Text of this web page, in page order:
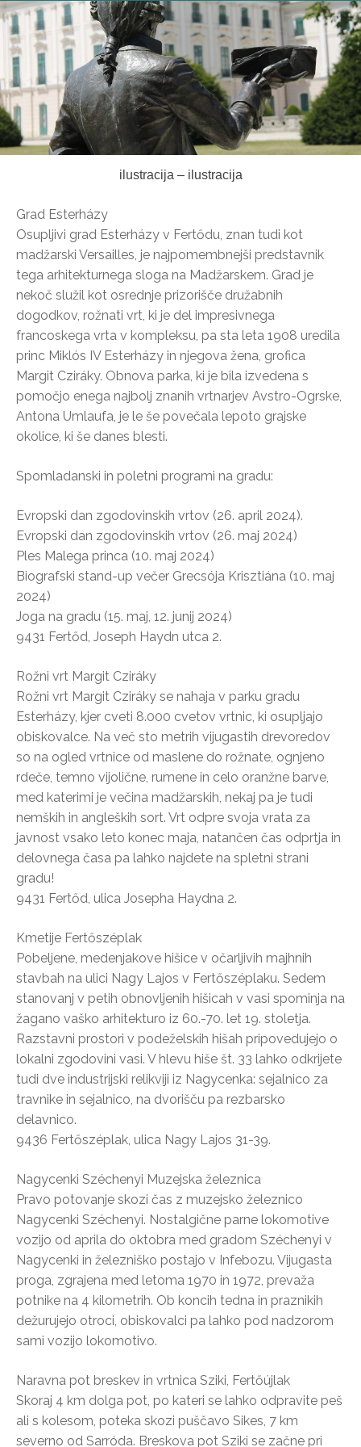
ilustracija – ilustracija
Grad Esterházy
Osupljivi grad Esterházy v Fertődu, znan tudi kot
madžarski Versailles, je najpomembnejši predstavnik
tega arhitekturnega sloga na Madžarskem. Grad je
nekoč služil kot osrednje prizorišče družabnih
dogodkov, rožnati vrt, ki je del impresivnega
francoskega vrta v kompleksu, pa sta leta 1908 uredila
princ Miklós IV Esterházy in njegova žena, grofica
Margit Cziráky. Obnova parka, ki je bila izvedena s
pomočjo enega najbolj znanih vrtnarjev Avstro-Ogrske,
Antona Umlaufa, je le še povečala lepoto grajske
okolice, ki še danes blesti.
Spomladanski in poletni programi na gradu:
Evropski dan zgodovinskih vrtov (26. april 2024).
Evropski dan zgodovinskih vrtov (26. maj 2024)
Ples Malega princa (10. maj 2024)
Biografski stand-up večer Grecsója Krisztiána (10. maj
2024)
Joga na gradu (15. maj, 12. junij 2024)
9431 Fertőd, Joseph Haydn utca 2.
Rožni vrt Margit Cziráky
Rožni vrt Margit Cziráky se nahaja v parku gradu
Esterházy, kjer cveti 8.000 cvetov vrtnic, ki osupljajo
obiskovalce. Na več sto metrih vijugastih drevoredov
so na ogled vrtnice od maslene do rožnate, ognjeno
rdeče, temno vijolične, rumene in celo oranžne barve,
med katerimi je večina madžarskih, nekaj pa je tudi
nemških in angleških sort. Vrt odpre svoja vrata za
javnost vsako leto konec maja, natančen čas odprtja in
delovnega časa pa lahko najdete na spletni strani
gradu!
9431 Fertőd, ulica Josepha Haydna 2.
Kmetije Fertőszéplak
Pobeljene, medenjakove hišice v očarljivih majhnih
stavbah na ulici Nagy Lajos v Fertőszéplaku. Sedem
stanovanj v petih obnovljenih hišicah v vasi spominja na
žagano vaško arhitekturo iz 60.-70. let 19. stoletja.
Razstavni prostori v podeželskih hišah pripovedujejo o
lokalni zgodovini vasi. V hlevu hiše št. 33 lahko odkrijete
tudi dve industrijski relikviji iz Nagycenka: sejalnico za
travnike in sejalnico, na dvorišču pa rezbarsko
delavnico.
9436 Fertőszéplak, ulica Nagy Lajos 31-39.
Nagycenki Széchenyi Muzejska železnica
Pravo potovanje skozi čas z muzejsko železnico
Nagycenki Széchenyi. Nostalgične parne lokomotive
vozijo od aprila do oktobra med gradom Széchenyi v
Nagycenki in železniško postajo v Infebozu. Vijugasta
proga, zgrajena med letoma 1970 in 1972, prevaža
potnike na 4 kilometrih. Ob koncih tedna in praznikih
dežurujejo otroci, obiskovalci pa lahko pod nadzorom
sami vozijo lokomotivo.
Naravna pot breskev in vrtnica Sziki, Fertőújlak
Skoraj 4 km dolga pot, po kateri se lahko odpravite peš
ali s kolesom, poteka skozi puščavo Sikes, 7 km
severno od Sarróda. Breskova pot Sziki se začne pri